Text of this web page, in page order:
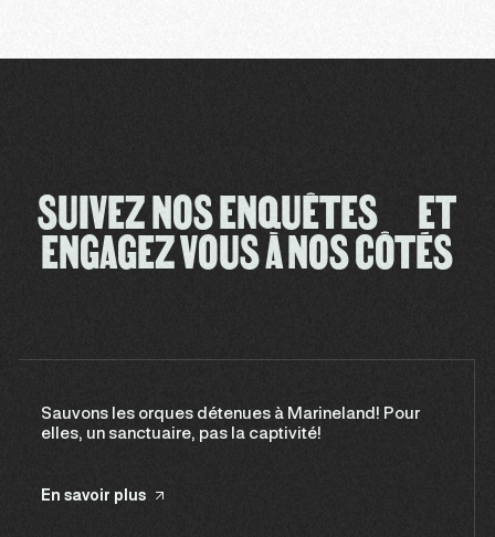
SUIVEZ NOS ENQUÊTES ET
ENGAGEZ VOUS À NOS CÔTÉS
Sauvons les orques détenues à Marineland! Pour
elles, un sanctuaire, pas la captivité!
En savoir plus